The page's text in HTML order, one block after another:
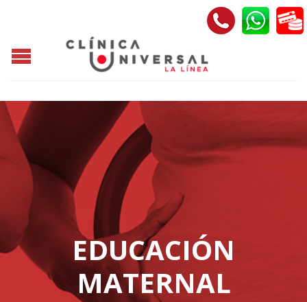
EDUCACIÓN
MATERNAL